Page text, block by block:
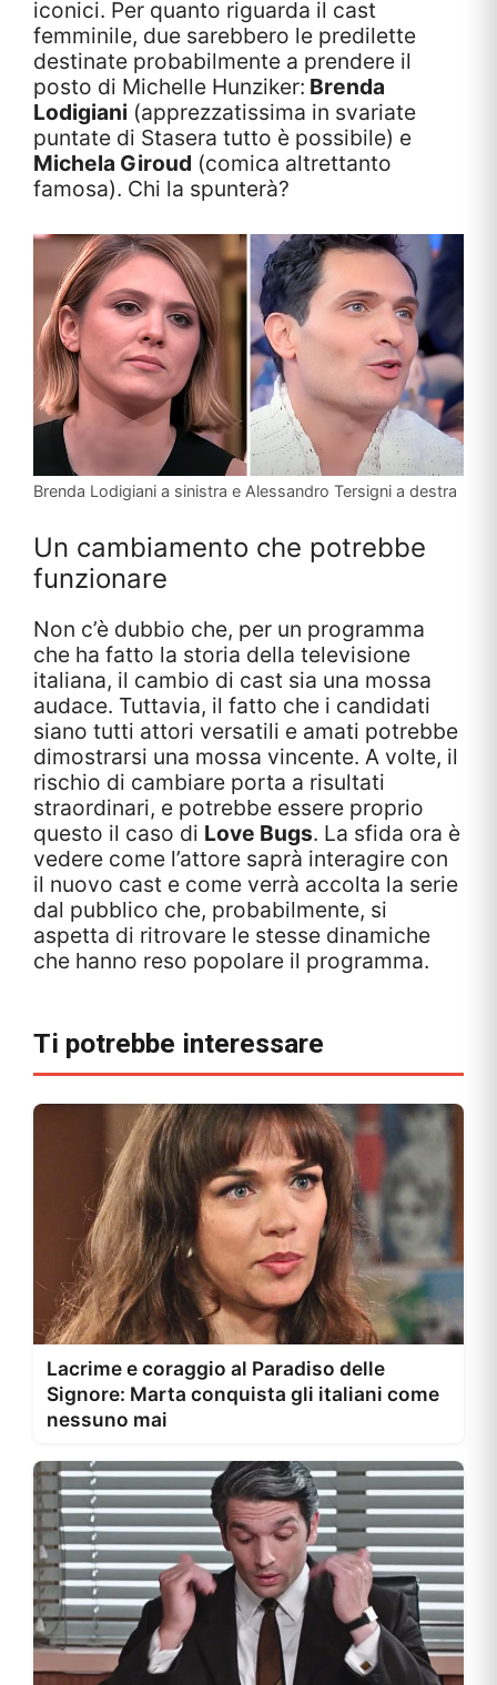
iconici. Per quanto riguarda il cast
femminile, due sarebbero le predilette
destinate probabilmente a prendere il
posto di Michelle Hunziker: Brenda
Lodigiani (apprezzatissima in svariate
puntate di Stasera tutto è possibile) e
Michela Giroud (comica altrettanto
famosa). Chi la spunterà?
Brenda Lodigiani a sinistra e Alessandro Tersigni a destra
Un cambiamento che potrebbe
funzionare
Non c’è dubbio che, per un programma
che ha fatto la storia della televisione
italiana, il cambio di cast sia una mossa
audace. Tuttavia, il fatto che i candidati
siano tutti attori versatili e amati potrebbe
dimostrarsi una mossa vincente. A volte, il
rischio di cambiare porta a risultati
straordinari, e potrebbe essere proprio
questo il caso di Love Bugs. La sfida ora è
vedere come l’attore saprà interagire con
il nuovo cast e come verrà accolta la serie
dal pubblico che, probabilmente, si
aspetta di ritrovare le stesse dinamiche
che hanno reso popolare il programma.
Ti potrebbe interessare
Lacrime e coraggio al Paradiso delle
Signore: Marta conquista gli italiani come
nessuno mai